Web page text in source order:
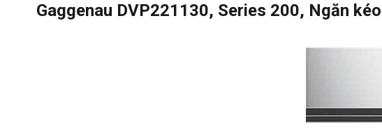
Gaggenau DVP221130, Series 200, Ngăn